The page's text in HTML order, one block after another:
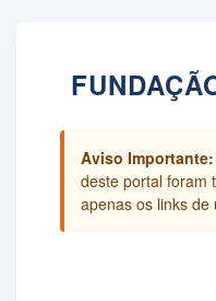
Aviso Importante:
deste portal foram
apenas os links de